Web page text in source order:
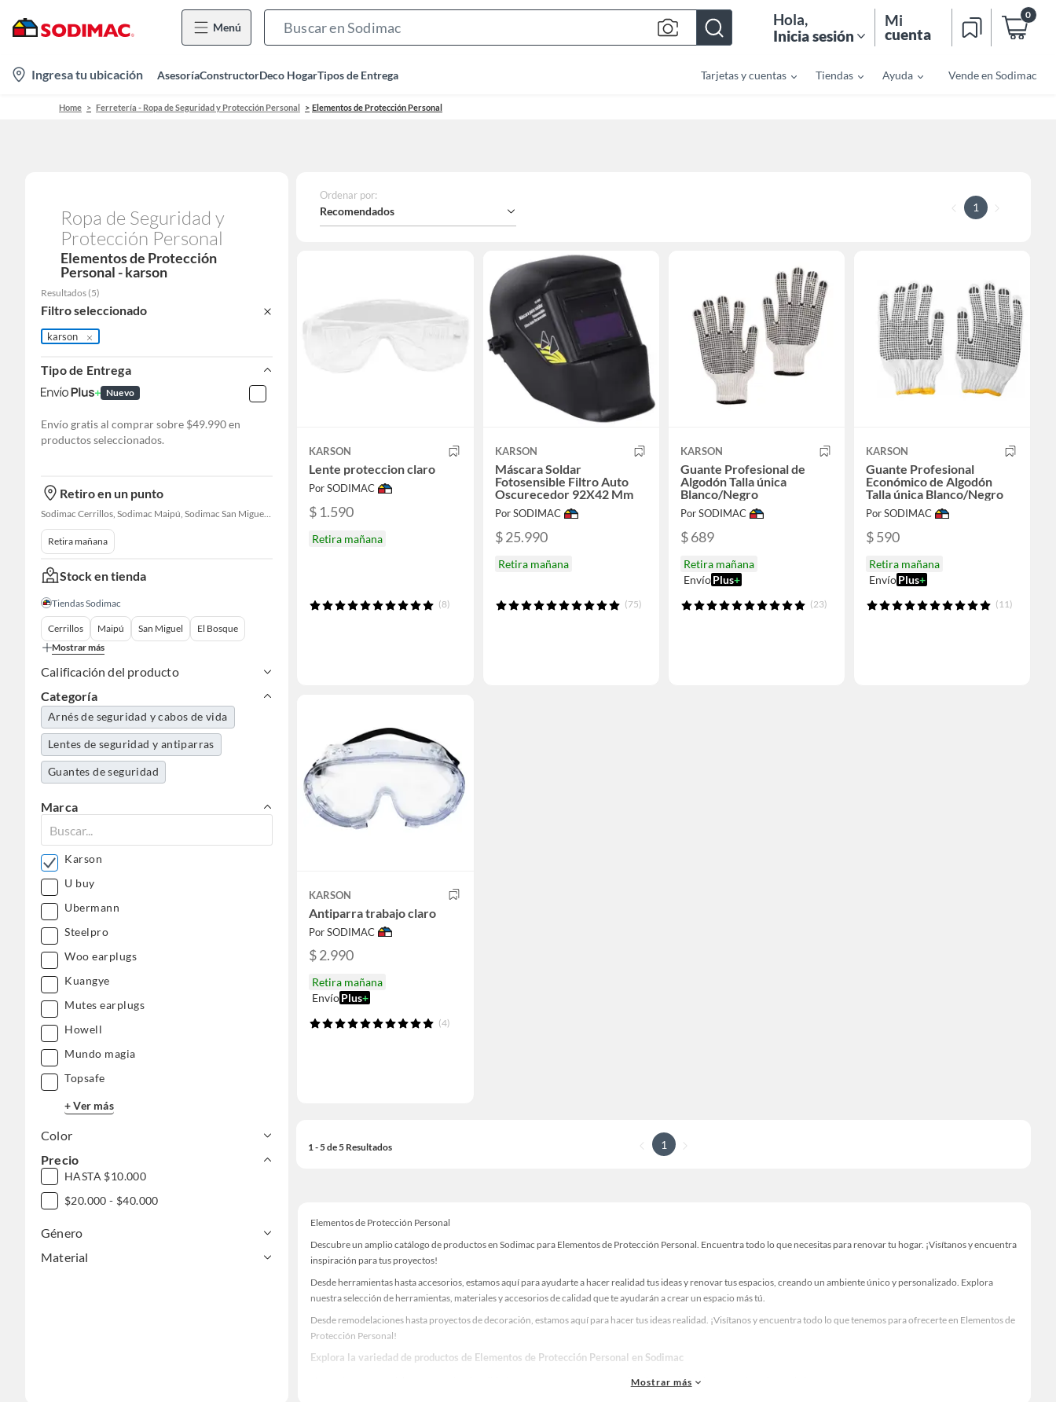
Menú
Bar
Hola,
Inicia sesión
Mi
cuenta
0
location-
icon
Ingresa tu ubicación AsesoríaConstructorDeco HogarTipos de Entrega Tarjetas y cuentas Tiendas Ayuda Vende en Sodimac
Home Ferretería - Ropa de Seguridad y Protección Personal Elementos de Protección Personal
Ropa de Seguridad y
Protección Personal
Elementos de Protección
Personal - karson
Resultados (5)
Filtro seleccionado
karson
Tipo de Entrega
Nuevo
Envío gratis al comprar sobre $49.990 en
productos seleccionados.
Retiro en un punto
Sodimac Cerrillos, Sodimac Maipú, Sodimac San Miguel, Sodimac El Bosque, Sodimac San Bernardo, Constructor Cantagallo, Sodimac Talagante, Sodimac San Fernando
Retira mañana
Stock en tienda
Tiendas Sodimac
Cerrillos Maipú San Miguel
El Bosque
Mostrar más
Calificación del producto
Categoría
Arnés de seguridad y cabos de vida
Lentes de seguridad y antiparras
Guantes de seguridad
Marca
Karson
U buy
Ubermann
Steelpro
Woo earplugs
Kuangye
Mutes earplugs
Howell
Mundo magia
Topsafe
+ Ver más
Color
Precio
HASTA $10.000
$20.000 - $40.000
Género
Material
Ordenar por:
Recomendados 1
KARSON
Lente proteccion claro
Por SODIMAC
$ 1.590
Retira mañana
(8)
KARSON
Máscara Soldar
Fotosensible Filtro Auto
Oscurecedor 92X42 Mm
Por SODIMAC
$ 25.990
Retira mañana
(75)
KARSON
Guante Profesional de
Algodón Talla única
Blanco/Negro
Por SODIMAC
$ 689
Retira mañana
EnvíoPlus+
(23)
KARSON
Guante Profesional
Económico de Algodón
Talla única Blanco/Negro
Por SODIMAC
$ 590
Retira mañana
EnvíoPlus+
(11)
KARSON
Antiparra trabajo claro
Por SODIMAC
$ 2.990
Retira mañana
EnvíoPlus+
(4)
1 - 5 de 5 Resultados 1
Elementos de Protección Personal
Descubre un amplio catálogo de productos en Sodimac para Elementos de Protección Personal. Encuentra todo lo que necesitas para renovar tu hogar. ¡Visítanos y encuentra
inspiración para tus proyectos!
Desde herramientas hasta accesorios, estamos aquí para ayudarte a hacer realidad tus ideas y renovar tus espacios, creando un ambiente único y personalizado. Explora
nuestra selección de herramientas, materiales y accesorios de calidad que te ayudarán a crear un espacio más tú.
Desde remodelaciones hasta proyectos de decoración, estamos aquí para hacer tus ideas realidad. ¡Visítanos y encuentra todo lo que tenemos para ofrecerte en Elementos de
Protección Personal!
Explora la variedad de productos de Elementos de Protección Personal en Sodimac
Herramientas, materiales y accesorios de calidad para tus proyectos y renovación de espacios. ¡Visítanos y descubre todo lo que tenemos para ofrecerte!
Mostrar más